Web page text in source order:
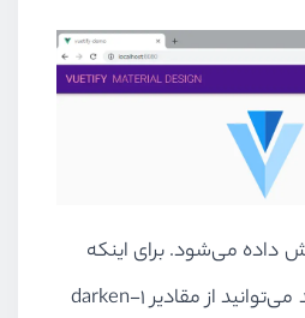
داده می‌شود. برای اینکه
پس زمینه را تاریک کنید می‌توانید از مقادیر darken-1